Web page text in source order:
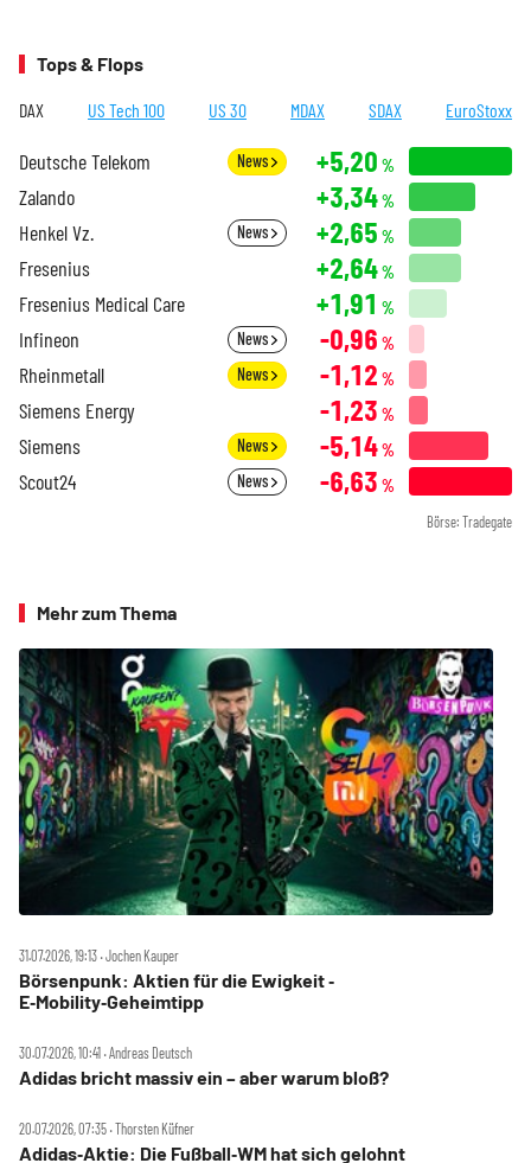
Tops & Flops
DAX US Tech 100 US 30 MDAX SDAX EuroStoxx
Deutsche Telekom News +5,20 %
Zalando +3,34%
Henkel Vz. News +2,65 %
Fresenius +2,64%
Fresenius Medical Care +1,91 %
Infineon News -0,96 %
Rheinmetall News -1,12 %
Siemens Energy -1,23 %
Siemens News -5,14%
Scout24 News -6,63 %
Börse: Tradegate
Mehr zum Thema
31.07.2026, 19:13 ‧ Jochen Kauper
Börsenpunk: Aktien für die Ewigkeit ‑
E‑Mobility‑Geheimtipp
30.07.2026, 10:41 ‧ Andreas Deutsch
Adidas bricht massiv ein – aber warum bloß?
20.07.2026, 07:35 ‧ Thorsten Küfner
Adidas‑Aktie: Die Fußball‑WM hat sich gelohnt